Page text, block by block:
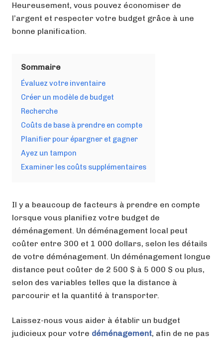
Heureusement, vous pouvez économiser de
l’argent et respecter votre budget grâce à une
bonne planification.
Sommaire
Évaluez votre inventaire
Créer un modèle de budget
Recherche
Coûts de base à prendre en compte
Planifier pour épargner et gagner
Ayez un tampon
Examiner les coûts supplémentaires
Il y a beaucoup de facteurs à prendre en compte
lorsque vous planifiez votre budget de
déménagement. Un déménagement local peut
coûter entre 300 et 1 000 dollars, selon les détails
de votre déménagement. Un déménagement longue
distance peut coûter de 2 500 $ à 5 000 $ ou plus,
selon des variables telles que la distance à
parcourir et la quantité à transporter.
Laissez-nous vous aider à établir un budget
judicieux pour votre déménagement, afin de ne pas